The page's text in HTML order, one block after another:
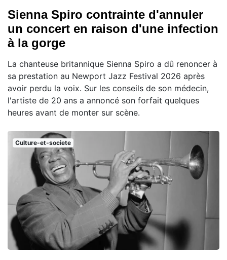
Sienna Spiro contrainte d'annuler
un concert en raison d'une infection
à la gorge
La chanteuse britannique Sienna Spiro a dû renoncer à
sa prestation au Newport Jazz Festival 2026 après
avoir perdu la voix. Sur les conseils de son médecin,
l'artiste de 20 ans a annoncé son forfait quelques
heures avant de monter sur scène.
Culture-et-societe